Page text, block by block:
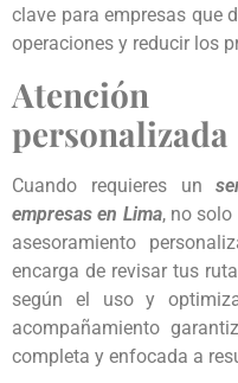
clave para empresas que
operaciones y reducir los
personalizada
Cuando requieres un
empresas en Lima, no solo
asesoramiento
encarga de revisar tus
según el uso y
acompañamiento
completa y enfocada a